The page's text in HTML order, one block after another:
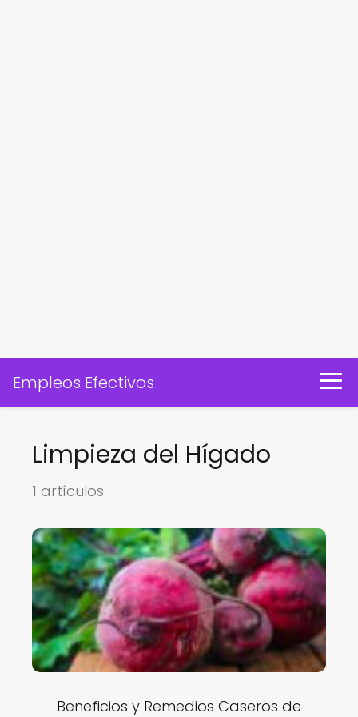
Empleos Efectivos
Limpieza del Hígado
1 artículos
Beneficios y Remedios Caseros de